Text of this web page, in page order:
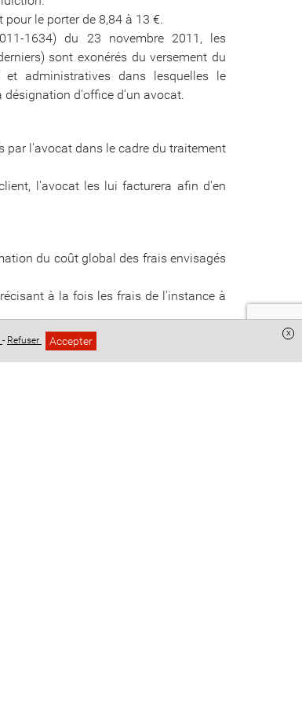
le porter de 8,84 à 13 €.
1634) du 23 novembre 2011, les
sont exonérés du versement du
administratives dans lesquelles le
d'office d'un avocat.
par l'avocat dans le cadre du traitement
l'avocat les lui facturera afin d'en
du coût global des frais envisagés
à la fois les frais de l'instance à
conséquences du procès, à savoir le
qui pourrait être octroyée au
- Refuser Accepter
x